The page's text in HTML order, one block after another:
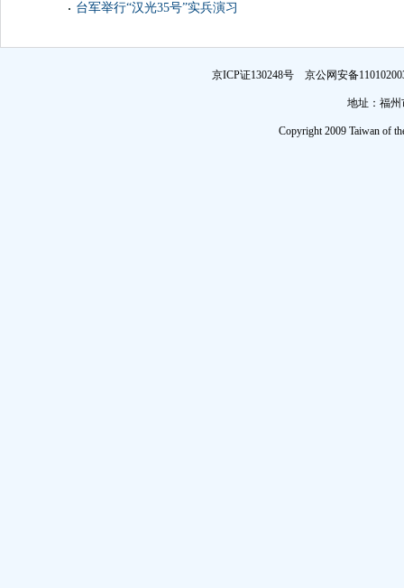
台军举行“汉光35号”实兵演习
京ICP证130248号 京公网安备
地址：福州
Copyright 2009 Taiwan of